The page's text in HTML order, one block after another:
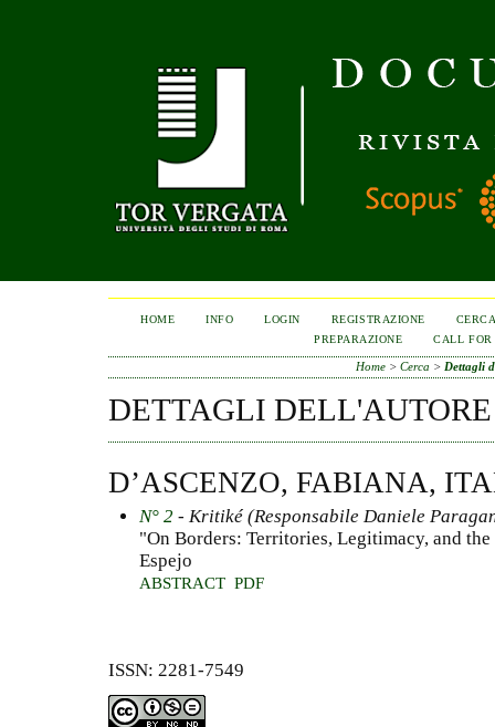
HOME INFO LOGIN REGISTRAZIONE
PREPARAZIONE
CALL FOR
Home> Cerca > Dettagli
DETTAGLI DELL'AUTORE
D’ASCENZO, FABIANA,
N° 2 - Kritiké (Responsabile Daniele
"On Borders: Territories, Legitimacy, and
Espejo
ABSTRACT PDF
ISSN: 2281-7549